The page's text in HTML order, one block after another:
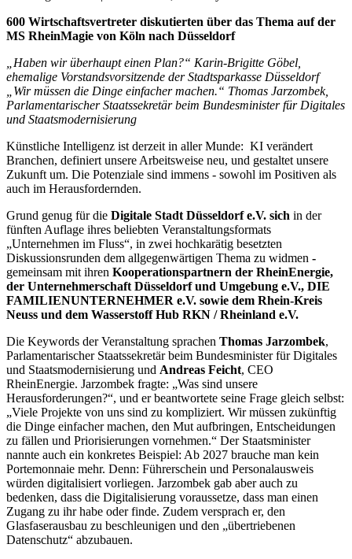
600 Wirtschaftsvertreter diskutierten über das Thema auf der
MS RheinMagie von Köln nach Düsseldorf
„Haben wir überhaupt einen Plan?“ Karin-Brigitte Göbel,
ehemalige Vorstandsvorsitzende der Stadtsparkasse Düsseldorf
„Wir müssen die Dinge einfacher machen.“ Thomas Jarzombek,
Parlamentarischer Staatssekretär beim Bundesminister für Digitales
und Staatsmodernisierung
Künstliche Intelligenz ist derzeit in aller Munde: KI verändert
Branchen, definiert unsere Arbeitsweise neu, und gestaltet unsere
Zukunft um. Die Potenziale sind immens - sowohl im Positiven als
auch im Herausfordernden.
Grund genug für die Digitale Stadt Düsseldorf e.V. sich in der
fünften Auflage ihres beliebten Veranstaltungsformats
„Unternehmen im Fluss“, in zwei hochkarätig besetzten
Diskussionsrunden dem allgegenwärtigen Thema zu widmen -
gemeinsam mit ihren Kooperationspartnern der RheinEnergie,
der Unternehmerschaft Düsseldorf und Umgebung e.V., DIE
FAMILIENUNTERNEHMER e.V. sowie dem Rhein-Kreis
Neuss und dem Wasserstoff Hub RKN / Rheinland e.V.
Die Keywords der Veranstaltung sprachen Thomas Jarzombek,
Parlamentarischer Staatssekretär beim Bundesminister für Digitales
und Staatsmodernisierung und Andreas Feicht, CEO
RheinEnergie. Jarzombek fragte: „Was sind unsere
Herausforderungen?“, und er beantwortete seine Frage gleich selbst:
„Viele Projekte von uns sind zu kompliziert. Wir müssen zukünftig
die Dinge einfacher machen, den Mut aufbringen, Entscheidungen
zu fällen und Priorisierungen vornehmen.“ Der Staatsminister
nannte auch ein konkretes Beispiel: Ab 2027 brauche man kein
Portemonnaie mehr. Denn: Führerschein und Personalausweis
würden digitalisiert vorliegen. Jarzombek gab aber auch zu
bedenken, dass die Digitalisierung voraussetze, dass man einen
Zugang zu ihr habe oder finde. Zudem versprach er, den
Glasfaserausbau zu beschleunigen und den „übertriebenen
Datenschutz“ abzubauen.